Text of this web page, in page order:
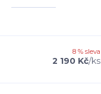
8 % sleva
2 190 Kč/ks